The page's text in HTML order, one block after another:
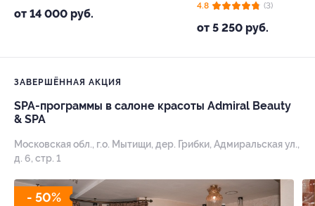
от 14 000 руб.
от 5 250 руб.
4.8 (3)
ЗАВЕРШЁННАЯ АКЦИЯ
SPA-программы в салоне красоты Admiral Beauty
& SPA
Московская обл., г.о. Мытищи, дер. Грибки, Адмиральская ул.,
д. 6, стр. 1
- 50%